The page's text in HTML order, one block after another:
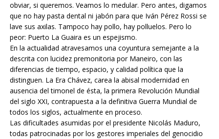
obviar, si queremos. Veamos lo medular. Pero antes, digamos
que no hay pasta dental ni jabón para que Iván Pérez Rossi se
lave sus axilas. Tampoco hay pollo, hay polluelos. Pero lo
peor: Puerto La Guaira es un espejismo.
En la actualidad atravesamos una coyuntura semejante a la
descrita con lucidez premonitoria por Maneiro, con las
diferencias de tiempo, espacio, y calidad política que la
distinguen. La Era Chávez, carea la abisal modernidad en
ausencia del timonel de ésta, la primera Revolución Mundial
del siglo XXI, contrapuesta a la definitiva Guerra Mundial de
todos los siglos, actualmente en proceso.
Las dificultades asumidas por el presidente Nicolás Maduro,
todas patrocinadas por los gestores imperiales del genocidio